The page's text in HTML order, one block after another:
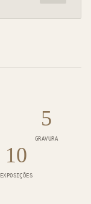
5
GRAVURA
10
EXPOSIÇÕES